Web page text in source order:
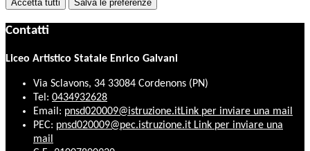
Accetta tutti Salva le preferenze
Contatti
Liceo Artistico Statale Enrico Galvani
Via Sclavons, 34 33084 Cordenons (PN)
Tel: 0434932628
Email: pnsd020009@istruzione.itLink per inviare una mail
PEC: pnsd020009@pec.istruzione.it Link per inviare una
mail